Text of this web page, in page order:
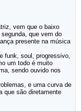
vem que o baixo
que vem do
presente na música
funk, soul, progressivo,
um todo é muito
sendo ouvido nos
e uma curva de
que são diretamente